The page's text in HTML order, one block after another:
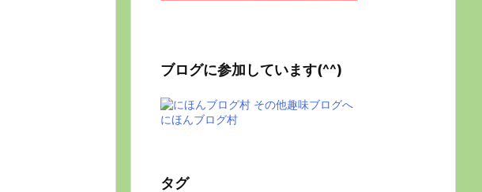
ブログに参加しています(^^)
にほんブログ村
タグ